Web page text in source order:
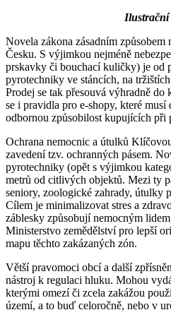
Ilustrační
Novela zákona zásadním
Česku. S výjimkou nejméně
prskavky či bouchací kuličky) je od
pyrotechniky ve stáncích, na
Prodej se tak přesouvá výhradně
se i pravidla pro e-shopy, které musí
odbornou způsobilost kupujících při
Ochrana nemocnic a útulků
zavedení tzv. ochranných pásem.
pyrotechniky (opět s výjimkou
metrů od citlivých objektů. Mezi ty
seniory, zoologické zahrady, útulky
Cílem je minimalizovat stres a
záblesky způsobují nemocným
Ministerstvo zemědělství pro lepší
mapu těchto zakázaných zón.
Větší pravomoci obcí a další
nástroj k regulaci hluku. Mohou
kterými omezí či zcela zakážou
území, a to buď celoročně, nebo v